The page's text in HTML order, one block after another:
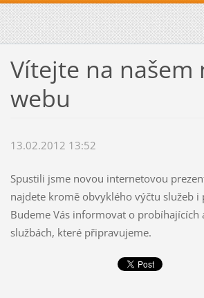
Vítejte na našem
webu
13.02.2012 13:52
Spustili jsme novou internetovou
najdete kromě obvyklého výčtu služeb i
Budeme Vás informovat o probíhajících
službách, které připravujeme.